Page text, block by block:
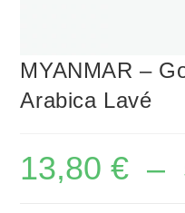
MYANMAR –
Arabica Lavé
13,80€ –